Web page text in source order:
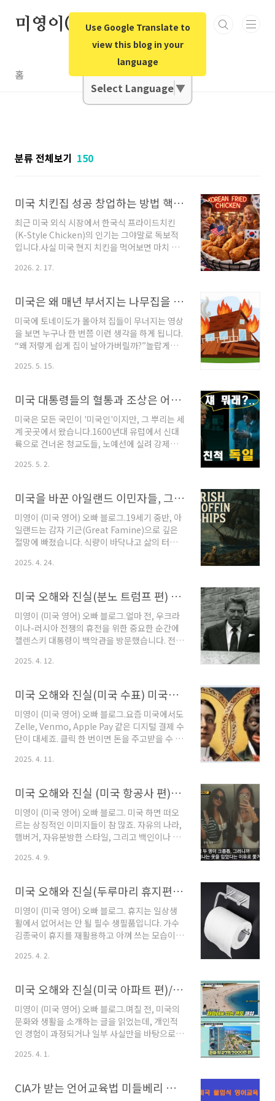
Use Google Translate to
view this blog in your
language
Google Translate
Select Language▼
미영이(미국영어)오빠
홈
분류 전체보기 150
미국 치킨집 성공 창업하는 방법 핵심 꿀팁/미국 치킨집 창업 할때 주의할점미국 치킨 창업 절차와 비용/미국 이민투자
최근 미국 외식 시장에서 한국식 프라이드치킨
(K-Style Chicken)의 인기는 그야말로 독보적
입니다.사실 미국 현지 치킨을 먹어보면 마치 반
가 많죠.( CNBC 공식 기사 원문: Why Korean
국식 프라이드치킨이 미국을 점령하고 있는가,
https://www.cnbc.com/2023/04/29/why-
korean-fried-chicken-is-taking-over-
the-us.html ) 반면, 우리 한국식 프라이드는 겉
은 바삭하면서도 속은 담백하고 고소한 풍미를
에서도 수요가 확실해졌고, 미국 시장은 이제 충
2026. 2. 17.
미국은 왜 매년 부서지는 나무집을 계속 짓는 걸까? (영상 있음)/미국문화적으로 본 미국 주택/목조주택의 비밀
미국에 토네이도가 몰아쳐 집들이 무너지는 영상
을 보면 누구나 한 번쯤 이런 생각을 하게 됩니다.
“왜 저렇게 쉽게 집이 날아가버릴까?”놀랍게도,
어진 목조 주택’이기 때문입니다.미국은 세계에
약해 보이는 구조를 여전히 고수하고 있는 걸까
요?혹시 목조 건물에만 있는 특별한 장점이 있어
서일까요? 아니면 우리가 잘 모르는 숨겨진 이유
가 있는 걸까요?오늘은 이 질문에 대한 답을 찾기
위해,미국이 왜 지금도 나무로 집을 짓는지 그 진
미국 집, 왜 아직도 나무로 짓나?:사실 미국은 이
기술을 갖고 있었습니다.1900년초..
2025. 5. 15.
미국 대통령들의 혈통과 조상은 어디에서 왔을까?
미국은 모든 국민이 '미국인'이지만, 그 뿌리는 세
계 곳곳에서 왔습니다.1600년대 유럽에서 신대
륙으로 건너온 청교도들, 노예선에 실려 강제로
며 대서양을 건넌 수많은 이민자들.미국은 늘 새
통령들의 혈통에서도 그대로 드러납니다.이번 포
스트에서는 미국 대통령들의 조상, 혈통, 이민 배
경을 통해미국이 진정한 '이민자의 나라'라는 사
실을 이야기해봅니다.≣ 목차1. 🧬 미국 대통령들
의 대표적인 혈통 분류:1). 단일 혈통(잉글랜드
제퍼슨 (3대), 제임스 매디슨 (4대), 제임스 먼로
잉글랜드계 이민자들의 후손..
2025. 5. 2.
미국을 바꾼 아일랜드 이민자들, 그들이 미국이다./세인트 패트릭스 데이 퍼레이드(St. Patrick's Day Parade)
미영이 (미국 영어) 오빠 블로그.19세기 중반, 아
일랜드는 감자 기근(Great Famine)으로 깊은
절망에 빠졌습니다. 식량이 바닥나고 삶의 터전
마지막 희망을 품고 미국으로 향했습니다.그들의
렇게 시작된 이민 역사는 이제 7세대를 거치며 깊
이 뿌리를 내렸습니다. 이들은 단순한 후손이 아
니라, 아일랜드의 기억을 품은 미국의 현재입니
다.오늘은 아일랜드계 미국인이 걸오온 7세대의
여정을 따라가 봅니다.≣ 목차1. 생존을 향한 항
위험한 도박에 가까웠습니다.먹을 것이 없어 떠
다.좁고 습한 선창, 악취와 병이 가득한 공간..
2025. 4. 24.
미국 오해와 진실(분노 트럼프 편) 말의 온도차가 만든 외교의 품격 트럼프 vs 레이건 국민의 심장을 누가 움직였나?
미영이 (미국 영어) 오빠 블로그.얼마 전, 우크라
이나-러시아 전쟁의 휴전을 위한 중요한 순간에
젤렌스키 대통령이 백악관을 방문했습니다. 전
지켜보았지만, 그날 열린 것은 외교의 장이 아니
치 흥정처럼 진행되었고, 우리가 흔히 기대하는
배려와 예의를 바탕으로 한 외교적 대화는 찾아
볼 수 없었습니다. 대신, 사람을 불쾌하게 만드는
트럼프식 스타일로 불쾌한 긴장만이 그 자리를
차지한 셈이었죠. 일반적으로 미국 대통령과의
있습니다. 바로 유머입니다. 유머로 긴장을 풀고,
령이 있었습니다. 그의 농담엔 웃음만이 아니라
따뜻한 배..
2025. 4. 12.
미국 오해와 진실(미국 수표) 미국수표 속 인종차별 이야기/개와 흑인은 수표에도 출입금지/미국 수표의 역사와 진실
미영이 (미국 영어) 오빠 블로그.요즘 미국에서도
Zelle, Venmo, Apple Pay 같은 디지털 결제 수
단이 대세죠. 클릭 한 번이면 돈을 주고받을 수 있
은 점점 줄고 있어요.하지만 한때는 어땠을까요?
월세를 낼 때도, 친구한테 돈을 돌려줄 때도, 교회
헌금까지도 사람들은 지갑에서 자연스럽게 수표
책을 꺼냈죠.요즘은 수표가 좀 '옛날 방식'처럼 느
껴질 수 있지만, 아직도 미국인의 생활 속엔 수표
가 남아 있어요.그런데 흥미로운 점은, 이 수표 사
순히 ‘누가 더 많이 쓰고 안 쓰고’의 문제가 아니
니다.오늘은 그 이야기,..
2025. 4. 11.
미국 오해와 진실 (미국 항공사 편)/미국 항공사들은 승객의 복장(Dress code) 문제로 탑승을 거부/미국 승무원 엄격한 드레스코드 잣대/미국 항공사의 드레스코드가 있는 이유
미영이 (미국 영어) 오빠 블로그. 미국 하면 떠오
르는 상징적인 이미지들이 참 많죠. 자유의 나라,
햄버거, 자유분방한 스타일, 그리고 백인이나 흑
히 떠올리는 이미지 중 하나일 거예요. 특히 여름
로 다니는 모습도 익숙하죠. 그런데, 혹시 이런 미
국에서도 비행기 탈 때는 옷차림에 제한이 있다
는 사실, 들어보신 적 있으신가요? 사실 항공사마
다 세부 규정은 조금씩 다르지만,노출이 지나치
거나 부적절하다고 판단되는 복장을 입고 비행기
와 조심스럽게 말을 걸 수도 있고,심지어는 비행
탑승 제한을 통보할 수도 있어요. “죄송하지만,
고객..
2025. 4. 9.
미국 오해와 진실(두루마리 휴지편)/미국인들이 생각하는 화장실 휴지(Toilet paper)의 진실/ 한국과 미국의 문화 차이!
미영이 (미국 영어) 오빠 블로그. 휴지는 일상생
활에서 없어서는 안 될 필수 생필품입니다. 가수
김종국이 휴지를 재활용하고 아껴 쓰는 모습이
장실 휴지를 식탁에서 사용하는 것이 익숙한 문
리 휴지를 쓱 끊어 입이나 손을 닦는 모습을 흔히
볼 수 있습니다. 꽤 오랜 미국생활을 하는 우리집
이지만 우리집 역시 여느 한국 가정처럼 식탁에
는 자주 두루마리 휴지가 놓여져 있습니다.한국
가정과 다른 점이 있다면 두루마리 휴지를 사용
도 하고 냅킨이나 티슈가 떨어져 놓지 못할 때만
국인들은 아마 깜짝 놀랄 거예요.오늘은 미국인
들이 식탁에서 두루마..
2025. 4. 2.
미국 오해와 진실(미국 아파트 편)/연예인은 미국 콘도 산다
미영이 (미국 영어) 오빠 블로그.며칠 전, 미국의
문화와 생활을 소개하는 글을 읽었는데, 개인적
인 경험이 과정되거나 일부 사실만을 바탕으로
니다문제는 이런 책들이 쉽게 눈에 띈다는 점입
분 4년 남짓하고 심지어 2년 정도의 거주 경험만
으로 책을 집필한 경우도 많습니다.물론 작가들
2025. 4. 1.
CIA가 받는 언어교육법 미들베리 언어학교(Middlebury Language School) 알아보기/ 미국 몰입식 언어기관 Middlebury Language School/타일러가 추천하는 미들베리 언어학교(Middlebury Language School)